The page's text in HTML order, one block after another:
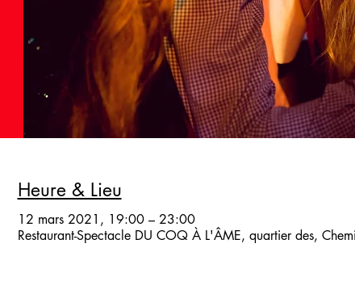
Heure & Lieu
12 mars 2021, 19:00 – 23:00
Restaurant-Spectacle DU COQ À L'ÂME, quartier des,